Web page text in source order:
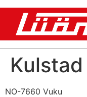
NO-7660 Vuku